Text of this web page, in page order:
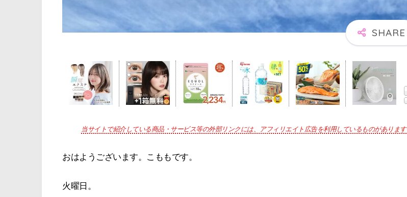
当サイトで紹介している商品・サービス等の外部リンクには、アフィリエイト広告を利用しているものがあります
おはようございます。こももです。
火曜日。